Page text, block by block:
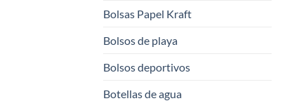
Bolsas Papel Kraft
Bolsos de playa
Bolsos deportivos
Botellas de agua